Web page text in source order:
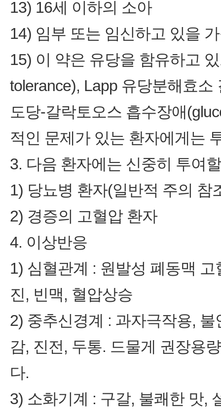
13) 16세 이하의 소아
14) 임부 또는 임신하고 있을
15) 이 약은 유당을 함유하고
tolerance), Lapp 유당분해효소
도당-갈락토오스 흡수장애
적인 문제가 있는 환자에게는
3. 다음 환자에는 신중히 투여
1) 당뇨병 환자(일반적 주의 참
2) 경증의 고혈압 환자
4. 이상반응
1) 심혈관계 : 원발성 폐동맥
진, 빈맥, 혈압상승
2) 중추신경계 : 과자극작용,
감, 진전, 두통. 드물게 권장용
다.
3) 소화기계 : 구갈, 불쾌한 맛,